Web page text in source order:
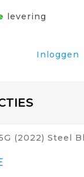
levering
Inloggen
(2022) Steel